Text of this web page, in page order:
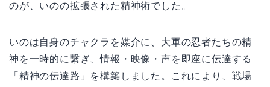
のが、いのの拡張された精神術でした。
いのは自身のチャクラを媒介に、大軍の忍者たちの精
神を一時的に繋ぎ、情報・映像・声を即座に伝達する
「精神の伝達路」を構築しました。これにより、戦場